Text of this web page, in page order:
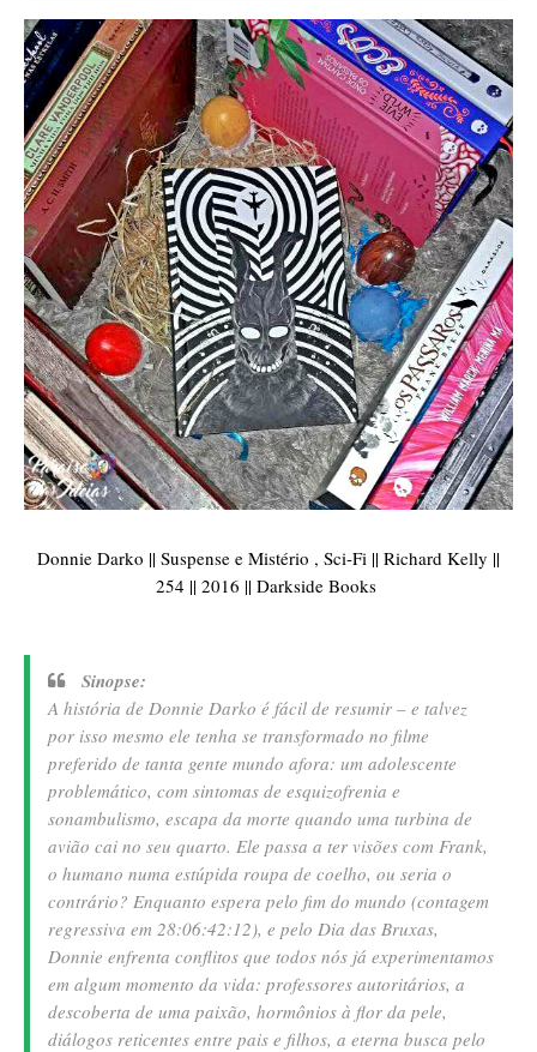
Donnie Darko || Suspense e Mistério , Sci-Fi || Richard Kelly ||
254 || 2016 || Darkside Books
Sinopse:
A história de Donnie Darko é fácil de resumir – e talvez
por isso mesmo ele tenha se transformado no filme
preferido de tanta gente mundo afora: um adolescente
problemático, com sintomas de esquizofrenia e
sonambulismo, escapa da morte quando uma turbina de
avião cai no seu quarto. Ele passa a ter visões com Frank,
o humano numa estúpida roupa de coelho, ou seria o
contrário? Enquanto espera pelo fim do mundo (contagem
regressiva em 28:06:42:12), e pelo Dia das Bruxas,
Donnie enfrenta conflitos que todos nós já experimentamos
em algum momento da vida: professores autoritários, a
descoberta de uma paixão, hormônios à flor da pele,
diálogos reticentes entre pais e filhos, a eterna busca pelo